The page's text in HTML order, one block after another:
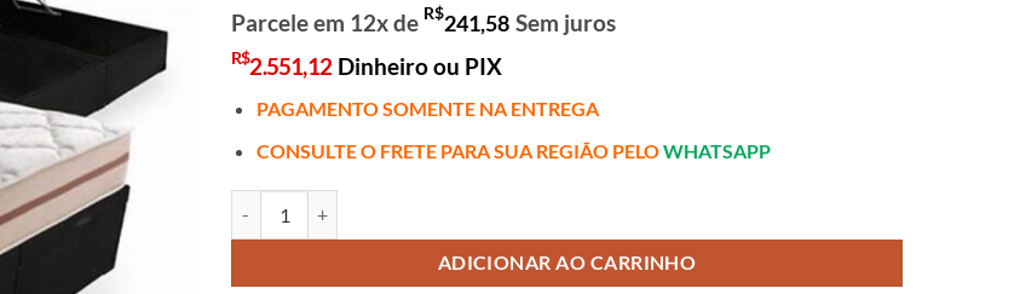
Parcele em 12x de R$241,58 Sem juros
R$2.551,12 Dinheiro ou PIX
PAGAMENTO SOMENTE NA ENTREGA
CONSULTE O FRETE PARA SUA REGIÃO PELOWHATSAPP
ADICIONAR AO CARRINHO